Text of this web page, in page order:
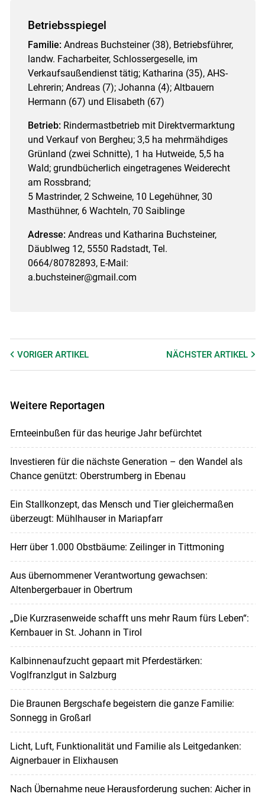
Betriebsspiegel
Familie: Andreas Buchsteiner (38), Betriebsführer,
landw. Facharbeiter, Schlossergeselle, im
Verkaufsaußendienst tätig; Katharina (35), AHS-
Lehrerin; Andreas (7); Johanna (4); Altbauern
Hermann (67) und Elisabeth (67)
Betrieb: Rindermastbetrieb mit Direktvermarktung
und Verkauf von Bergheu; 3,5 ha mehrmähdiges
Grünland (zwei Schnitte), 1 ha Hutweide, 5,5 ha
Wald; grundbücherlich eingetragenes Weiderecht
am Rossbrand;
5 Mastrinder, 2 Schweine, 10 Legehühner, 30
Masthühner, 6 Wachteln, 70 Saiblinge
Adresse: Andreas und Katharina Buchsteiner,
Däublweg 12, 5550 Radstadt, Tel.
0664/80782893, E-Mail:
a.buchsteiner@gmail.com
VORIGER ARTIKEL NÄCHSTERARTIKEL
Weitere Reportagen
Ernteeinbußen für das heurige Jahr befürchtet
Investieren für die nächste Generation – den Wandel als
Chance genützt: Oberstrumberg in Ebenau
Ein Stallkonzept, das Mensch und Tier gleichermaßen
überzeugt: Mühlhauser in Mariapfarr
Herr über 1.000 Obstbäume: Zeilinger in Tittmoning
Aus übernommener Verantwortung gewachsen:
Altenbergerbauer in Obertrum
„Die Kurzrasenweide schafft uns mehr Raum fürs Leben“:
Kernbauer in St. Johann in Tirol
Kalbinnenaufzucht gepaart mit Pferdestärken:
Voglfranzlgut in Salzburg
Die Braunen Bergschafe begeistern die ganze Familie:
Sonnegg in Großarl
Licht, Luft, Funktionalität und Familie als Leitgedanken:
Aignerbauer in Elixhausen
Nach Übernahme neue Herausforderung suchen: Aicher in